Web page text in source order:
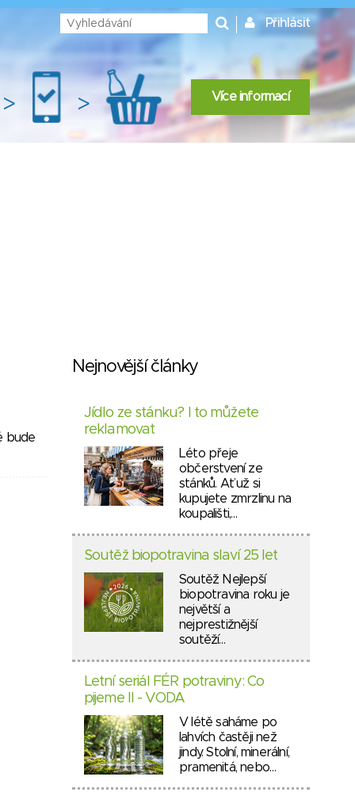
Přihlásit
> > Více informací
bude
Nejnovější články
Jídlo ze stánku? I to můžete
reklamovat
Léto přeje
občerstvení ze
stánků. Ať už si
kupujete zmrzlinu na
koupališti,…
Soutěž biopotravina slaví 25 let
Soutěž Nejlepší
biopotravina roku je
největší a
nejprestižnější
soutěží…
Letní seriál FÉR potraviny: Co
pijeme II - VODA
V létě saháme po
lahvích častěji než
jindy. Stolní, minerální,
pramenitá, nebo…